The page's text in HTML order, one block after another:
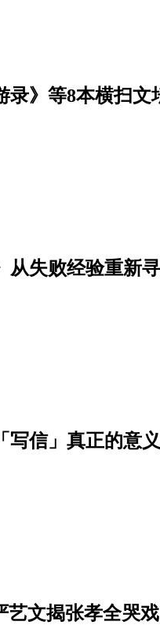
录》等8本横扫文
从失败经验重新
信」真正的意
文揭张孝全哭